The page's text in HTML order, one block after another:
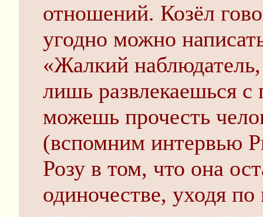
отношений. Козёл
угодно можно
«Жалкий
лишь развлекаешься с
можешь прочесть
(вспомним интервью
Розу в том, что она
одиночестве, уходя